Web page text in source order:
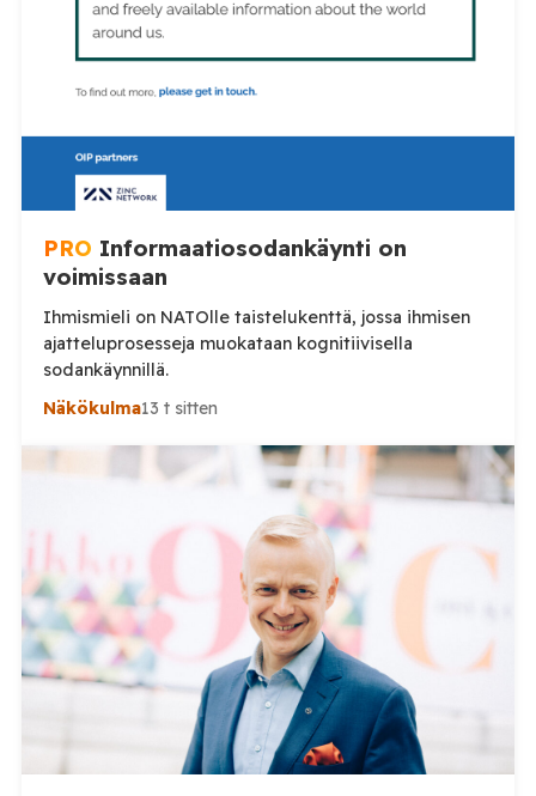
PRO Informaatiosodankäynti on
voimissaan
Ihmismieli on NATOlle taistelukenttä, jossa ihmisen
ajatteluprosesseja muokataan kognitiivisella
sodankäynnillä.
Näkökulma13 t sitten